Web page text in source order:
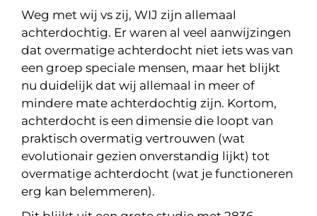
Weg met wij vs zij, WIJ zijn allemaal
achterdochtig. Er waren al veel aanwijzingen
dat overmatige achterdocht niet iets was van
een groep speciale mensen, maar het blijkt
nu duidelijk dat wij allemaal in meer of
mindere mate achterdochtig zijn. Kortom,
achterdocht is een dimensie die loopt van
praktisch overmatig vertrouwen (wat
evolutionair gezien onverstandig lijkt) tot
overmatige achterdocht (wat je functioneren
erg kan belemmeren).